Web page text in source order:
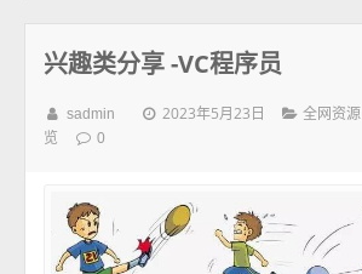
兴趣类分享 -VC程序员
sadmin 2023年5月23日 全网资源
览
0